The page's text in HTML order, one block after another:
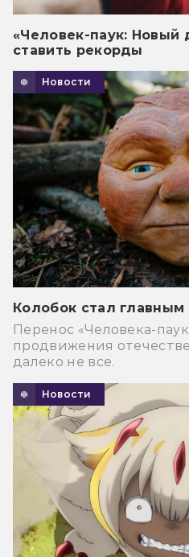
«Человек-паук: Новый
ставить рекорды
Новости
Колобок стал главным
Перенос «Человека-
продвижения
далеко не все.
Новости